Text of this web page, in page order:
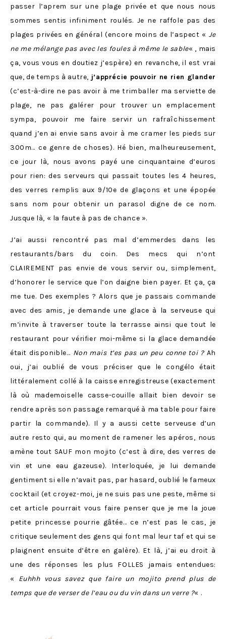
passer l’aprem sur une plage privée et que nous nous
sommes sentis infiniment roulés. Je ne raffole pas des
plages privées en général (encore moins de l’aspect « Je
ne me mélange pas avec les foules à même le sable« , mais
ça, vous vous en doutiez j’espère) en revanche, il est vrai
que, de temps à autre, j’apprécie pouvoir ne rien glander
(c’est-à-dire ne pas avoir à me trimballer ma serviette de
plage, ne pas galérer pour trouver un emplacement
sympa, pouvoir me faire servir un rafraîchissement
quand j’en ai envie sans avoir à me cramer les pieds sur
300m… ce genre de choses). Hé bien, malheureusement,
ce jour là, nous avons payé une cinquantaine d’euros
pour rien: des serveurs qui passait toutes les 4 heures,
des verres remplis aux 9/10e de glaçons et une épopée
sans nom pour obtenir un parasol digne de ce nom.
Jusque là, « la faute à pas de chance ».
J’ai aussi rencontré pas mal d’emmerdes dans les
restaurants/bars du coin. Des mecs qui n’ont
CLAIREMENT pas envie de vous servir ou, simplement,
d’honorer le service que l’on daigne bien payer. Et ça, ça
me tue. Des exemples ? Alors que je passais commande
avec des amis, je demande une glace à la serveuse qui
m’invite à traverser toute la terrasse ainsi que tout le
restaurant pour vérifier moi-même si la glace demandée
était disponible… Non mais t’es pas un peu conne toi ?Ah
oui, j’ai oublié de vous préciser que le congélo était
littéralement collé à la caisse enregistreuse (exactement
là où mademoiselle casse-couille allait bien devoir se
rendre après son passage remarqué à ma table pour faire
partir la commande). Il y a aussi cette serveuse d’un
autre resto qui, au moment de ramener les apéros, nous
amène tout SAUF mon mojito (c’est à dire, des verres de
vin et une eau gazeuse). Interloquée, je lui demande
gentiment si elle n’avait pas, par hasard, oublié le fameux
cocktail (et croyez-moi, je ne suis pas une peste, même si
cet article pourrait vous faire penser que je me la joue
petite princesse pourrie gâtée… ce n’est pas le cas, je
critique seulement des gens qui font mal leur taf et qui se
plaignent ensuite d’être en galère). Et là, j’ai eu droit à
une des réponses les plus FOLLES jamais entendues:
« Euhhh vous savez que faire un mojito prend plus de
temps que de verser de l’eau ou du vin dans un verre ?« .